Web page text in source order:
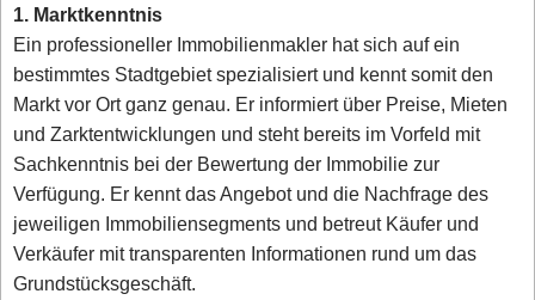
1. Marktkenntnis
Ein professioneller Immobilienmakler hat sich auf ein
bestimmtes Stadtgebiet spezialisiert und kennt somit den
Markt vor Ort ganz genau. Er informiert über Preise, Mieten
und Zarktentwicklungen und steht bereits im Vorfeld mit
Sachkenntnis bei der Bewertung der Immobilie zur
Verfügung. Er kennt das Angebot und die Nachfrage des
jeweiligen Immobiliensegments und betreut Käufer und
Verkäufer mit transparenten Informationen rund um das
Grundstücksgeschäft.